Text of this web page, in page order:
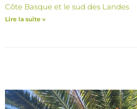
Côte Basque et le sud des Landes
Lire la suite »